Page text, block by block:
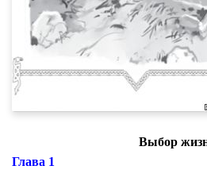
Выбор
Глава 1